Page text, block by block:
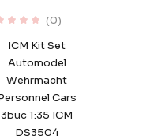
(0)
ICM Kit Set
Automodel
Wehrmacht
Cars
3buc 1:35 ICM
DS3504